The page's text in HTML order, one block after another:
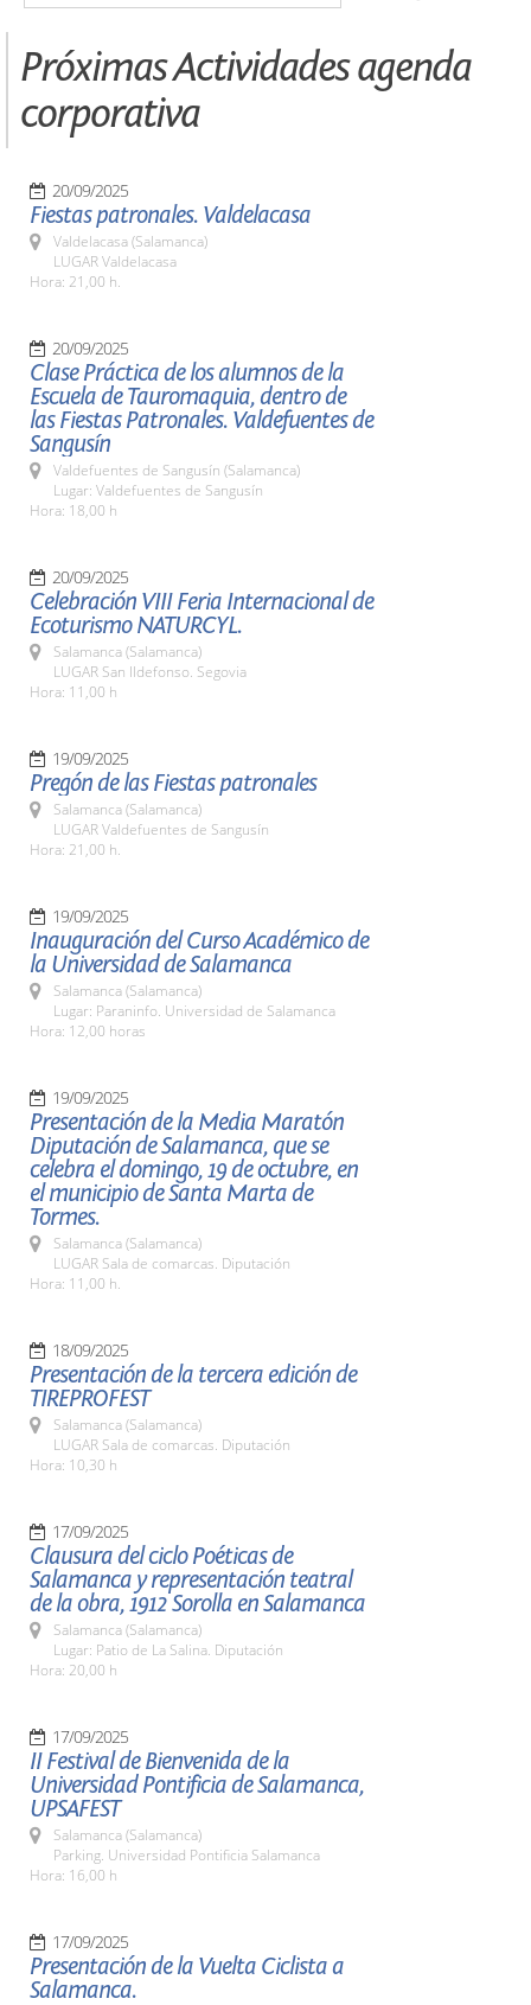
Próximas Actividades agenda
corporativa
20/09/2025
Fiestas patronales. Valdelacasa
Valdelacasa (Salamanca)
LUGAR Valdelacasa
Hora: 21,00 h.
20/09/2025
Clase Práctica de los alumnos de la
Escuela de Tauromaquia, dentro de
las Fiestas Patronales. Valdefuentes de
Sangusín
Valdefuentes de Sangusín (Salamanca)
Lugar: Valdefuentes de Sangusín
Hora: 18,00 h
20/09/2025
Celebración VIII Feria Internacional de
Ecoturismo NATURCYL.
Salamanca (Salamanca)
LUGAR San Ildefonso. Segovia
Hora: 11,00 h
19/09/2025
Pregón de las Fiestas patronales
Salamanca (Salamanca)
LUGAR Valdefuentes de Sangusín
Hora: 21,00 h.
19/09/2025
Inauguración del Curso Académico de
la Universidad de Salamanca
Salamanca (Salamanca)
Lugar: Paraninfo. Universidad de Salamanca
Hora: 12,00 horas
19/09/2025
Presentación de la Media Maratón
Diputación de Salamanca, que se
celebra el domingo, 19 de octubre, en
el municipio de Santa Marta de
Tormes.
Salamanca (Salamanca)
LUGAR Sala de comarcas. Diputación
Hora: 11,00 h.
18/09/2025
Presentación de la tercera edición de
TIREPROFEST
Salamanca (Salamanca)
LUGAR Sala de comarcas. Diputación
Hora: 10,30 h
17/09/2025
Clausura del ciclo Poéticas de
Salamanca y representación teatral
de la obra, 1912 Sorolla en Salamanca
Salamanca (Salamanca)
Lugar: Patio de La Salina. Diputación
Hora: 20,00 h
17/09/2025
II Festival de Bienvenida de la
Universidad Pontificia de Salamanca,
UPSAFEST
Salamanca (Salamanca)
Parking. Universidad Pontificia Salamanca
Hora: 16,00 h
17/09/2025
Presentación de la Vuelta Ciclista a
Salamanca.